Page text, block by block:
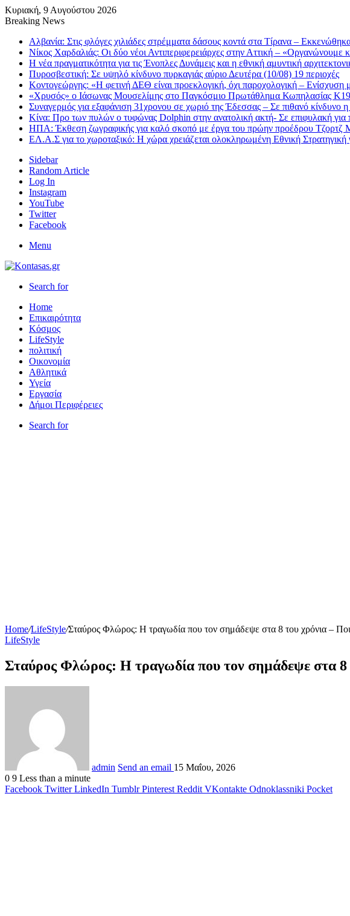
Κυριακή, 9 Αυγούστου 2026
Breaking News
Αλβανία: Στις φλόγες χιλιάδες στρέμματα δάσους κοντά στα Τίρανα –
Νίκος Χαρδαλιάς: Οι δύο νέοι Αντιπεριφερειάρχες στην Αττική – «Οργανώνουμε
Η νέα πραγματικότητα για τις Ένοπλες Δυνάμεις και η εθνική αμυντική
Πυροσβεστική: Σε υψηλό κίνδυνο πυρκαγιάς αύριο Δευτέρα (10/08) 19 περιοχές
Κοντογεώργης: «Η φετινή ΔΕΘ είναι προεκλογική, όχι παροχολογική – Ενίσχυση
«Χρυσός» ο Ιάσωνας Μουσελίμης στο Παγκόσμιο Πρωτάθλημα Κωπηλασίας Κ19
Συναγερμός για εξαφάνιση 31χρονου σε χωριό της Έδεσσας – Σε πιθανό κίνδυνο
Κίνα: Προ των πυλών ο τυφώνας Dolphin στην ανατολική ακτή- Σε επιφυλακή για
ΗΠΑ: Έκθεση ζωγραφικής για καλό σκοπό με έργα του πρώην προέδρου Τζορτζ
ΕΛ.Α.Σ για το χωροταξικό: Η χώρα χρειάζεται ολοκληρωμένη Εθνική Στρατηγική
Sidebar
Random Article
Log In
Instagram
YouTube
Twitter
Facebook
Menu
Search for
Home
Επικαιρότητα
Κόσμος
LifeStyle
πολιτική
Οικονομία
Αθλητικά
Υγεία
Εργασία
Δήμοι Περιφέρειες
Search for
Home/LifeStyle/Σταύρος Φλώρος: Η τραγωδία που τον σημάδεψε στα 8 του χρόνια –
LifeStyle
Σταύρος Φλώρος: Η τραγωδία που τον σημάδεψε στα
admin Send an email 15 Μαΐου, 2026
0 9 Less than a minute
Facebook Twitter LinkedIn Tumblr Pinterest Reddit VKontakte Odnoklassniki Pocket